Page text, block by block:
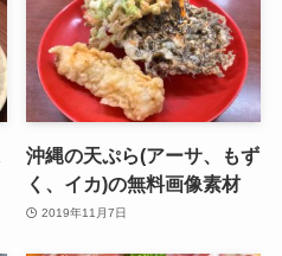
沖縄の天ぷら(アーサ、もず
く、イカ)の無料画像素材
2019年11月7日